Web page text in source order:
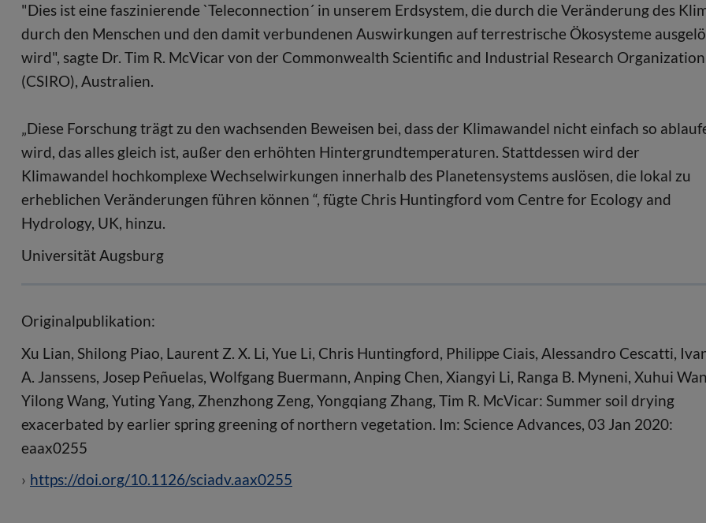
"Dies ist eine faszinierende `Teleconnection´ in unserem Erdsystem, die durch die Veränderung des
durch den Menschen und den damit verbundenen Auswirkungen auf terrestrische Ökosysteme
wird", sagte Dr. Tim R. McVicar von der Commonwealth Scientific and Industrial Research Organization
(CSIRO), Australien.
„Diese Forschung trägt zu den wachsenden Beweisen bei, dass der Klimawandel nicht einfach so
wird, das alles gleich ist, außer den erhöhten Hintergrundtemperaturen. Stattdessen wird der
Klimawandel hochkomplexe Wechselwirkungen innerhalb des Planetensystems auslösen, die lokal zu
erheblichen Veränderungen führen können “, fügte Chris Huntingford vom Centre for Ecology and
Hydrology, UK, hinzu.
Universität Augsburg
Originalpublikation:
Xu Lian, Shilong Piao, Laurent Z. X. Li, Yue Li, Chris Huntingford, Philippe Ciais, Alessandro Cescatti,
A. Janssens, Josep Peñuelas, Wolfgang Buermann, Anping Chen, Xiangyi Li, Ranga B. Myneni, Xuhui
Yilong Wang, Yuting Yang, Zhenzhong Zeng, Yongqiang Zhang, Tim R. McVicar: Summer soil drying
exacerbated by earlier spring greening of northern vegetation. Im: Science Advances, 03 Jan 2020:
eaax0255
https://doi.org/10.1126/sciadv.aax0255